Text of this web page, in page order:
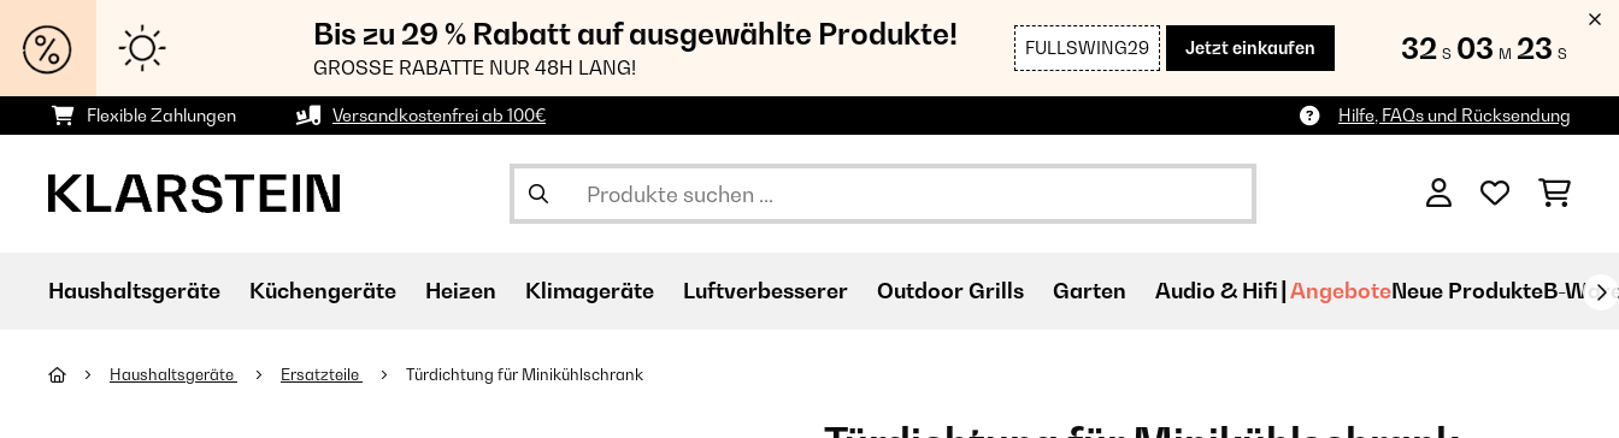
Bis zu 29 % Rabatt auf ausgewählte Produkte!
GROSSE RABATTE NUR 48H LANG!
FULLSWING29 Jetzt einkaufen 32 S 03 M 22 S
Flexible Zahlungen Versandkostenfrei ab 100€ Hilfe, FAQs und Rücksendung
Haushaltsgeräte Küchengeräte Heizen Klimageräte Luftverbesserer Outdoor Grills Garten Audio & Hifi AngeboteNeue ProdukteB-
Haushaltsgeräte Ersatzteile Türdichtung für Minikühlschrank